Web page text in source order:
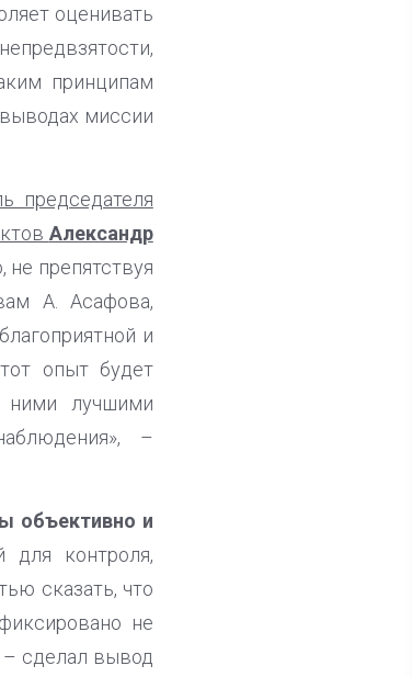
оценивать
принципам
миссии
председателя
Александр
не препятствуя
А. Асафова,
и
опыт будет
ними лучшими
–
объективно и
для контроля,
сказать, что
не
сделал вывод